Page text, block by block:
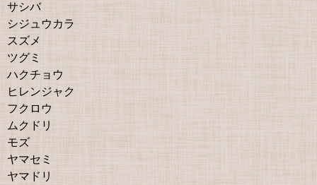
サシバ
シジュウカラ
スズメ
ツグミ
ハクチョウ
ヒレンジャク
フクロウ
ムクドリ
モズ
ヤマセミ
ヤマドリ